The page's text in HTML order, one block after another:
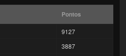
Pontos
9127
3887